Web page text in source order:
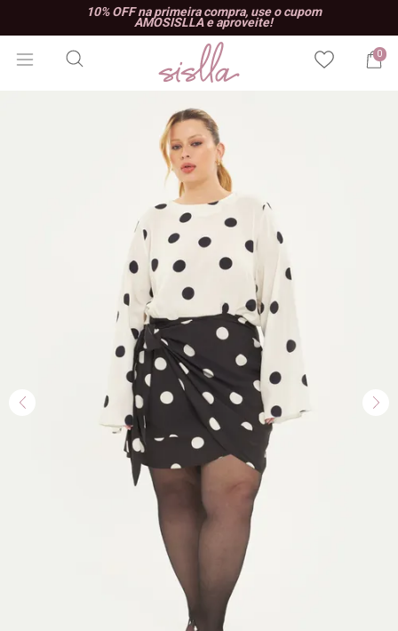
10% OFF na primeira compra, use o cupom
AMOSISLLA e aproveite!
0